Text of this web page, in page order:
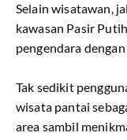
Selain wisatawan,
kawasan Pasir
pengendara
Tak sedikit
wisata pantai
area sambil